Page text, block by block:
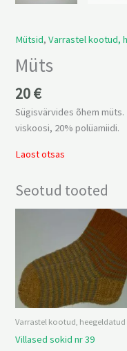
Mütsid,Varrastel kootud,
Müts
20€
Sügisvärvides õhem
viskoosi, 20% polüamiidi.
Laost otsas
Seotud tooted
Varrastel kootud, heegeldatud
Villased sokid nr 39